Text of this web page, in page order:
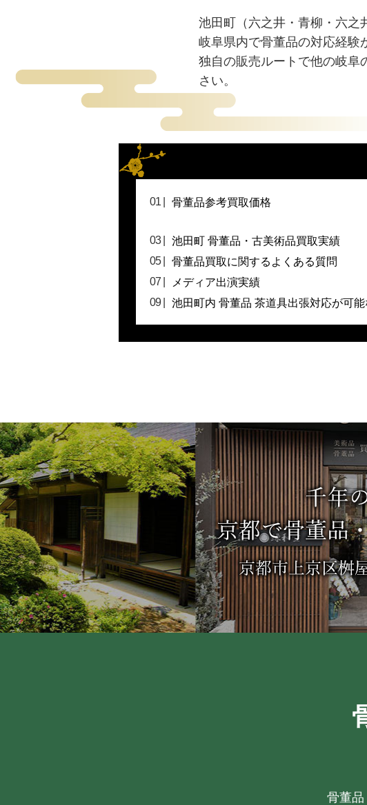
池田町（六之井・青柳・六之
岐阜県内で骨董品の対応経験
独自の販売ルートで他の岐阜
さい。
骨董品参考買取価格
池田町 骨董品・古美術品買取実績
骨董品買取に関するよくある質問
メディア出演実績
池田町内 骨董品 茶道具出張対応が可
骨董品